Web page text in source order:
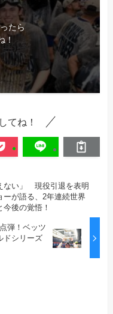
たら
！
てね！
ない」 現役引退を表明
ーが語る、2年連続世界
後の覚悟！
弾！ベッツ
ドシリーズ